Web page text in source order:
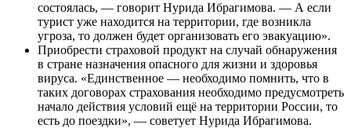
состоялась, — говорит Нурида Ибрагимова. — А если
турист уже находится на территории, где возникла
угроза, то должен будет организовать его эвакуацию».
Приобрести страховой продукт на случай обнаружения
в стране назначения опасного для жизни и здоровья
вируса. «Единственное — необходимо помнить, что в
таких договорах страхования необходимо предусмотреть
начало действия условий ещё на территории России, то
есть до поездки», — советует Нурида Ибрагимова.